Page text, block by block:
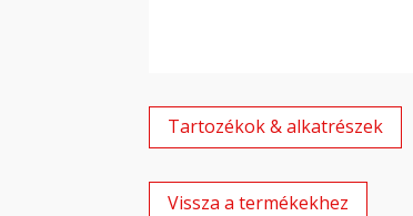
Tartozékok & alkatrészek
Vissza a termékekhez